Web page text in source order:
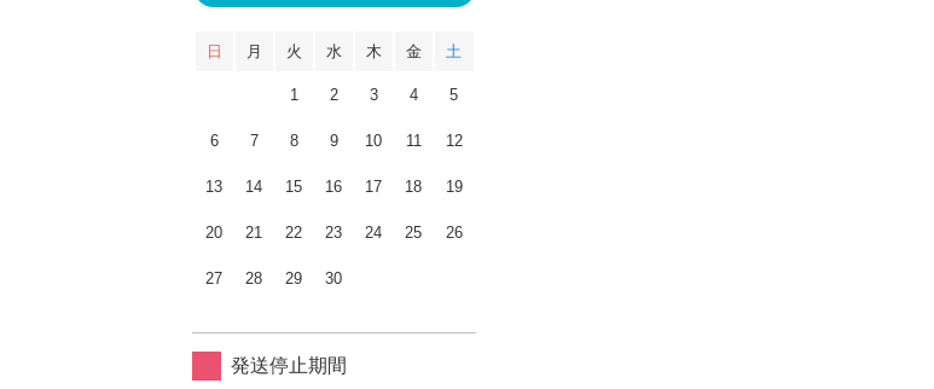
日 月 火 水 木 金 土
1 2 3 4 5
6 7 8 9 10 11 12
13 14 15 16 17 18 19
20 21 22 23 24 25 26
27 28 29 30
発送停止期間